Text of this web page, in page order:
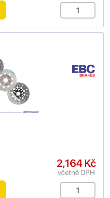
2,164 Kč
včetně DPH